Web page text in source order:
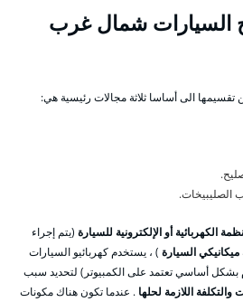
السيارات شمال غرب
تقسيمها الى أساسا ثلاثة مجالات رئيسية هي:
الكهربائية أو الإلكترونية للسيارة (يتم إجراء
ميكانيكي السيارة ) ، يستخدم كهربائيو السيارات
بشكل أساسي تعتمد على الكمبيوتر) لتحديد سبب
والتكلفة اللازمة لحلها . عندما تكون هناك مكونات